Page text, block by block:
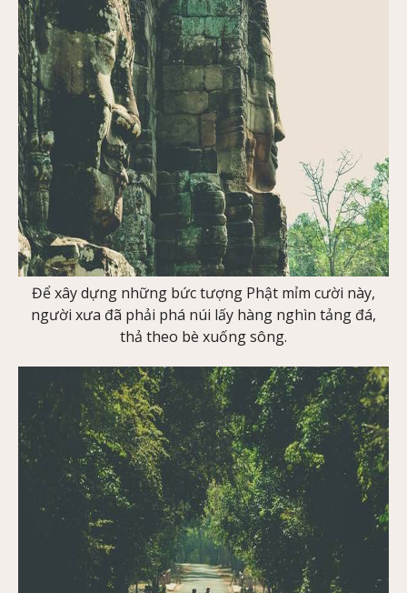
Để xây dựng những bức tượng Phật mỉm cười này,
người xưa đã phải phá núi lấy hàng nghìn tảng đá,
thả theo bè xuống sông.